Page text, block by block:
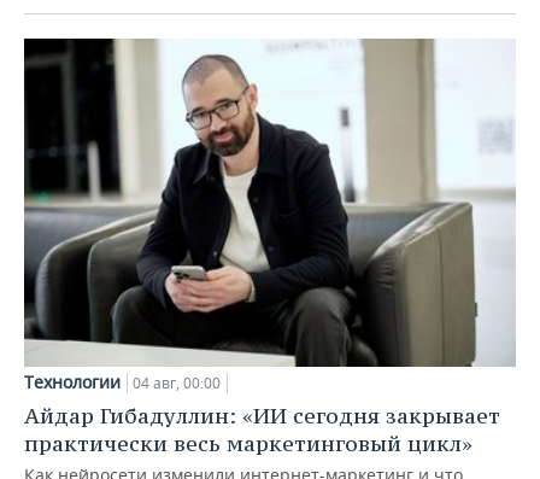
Технологии 04 авг, 00:00
Айдар Гибадуллин: «ИИ сегодня закрывает
практически весь маркетинговый цикл»